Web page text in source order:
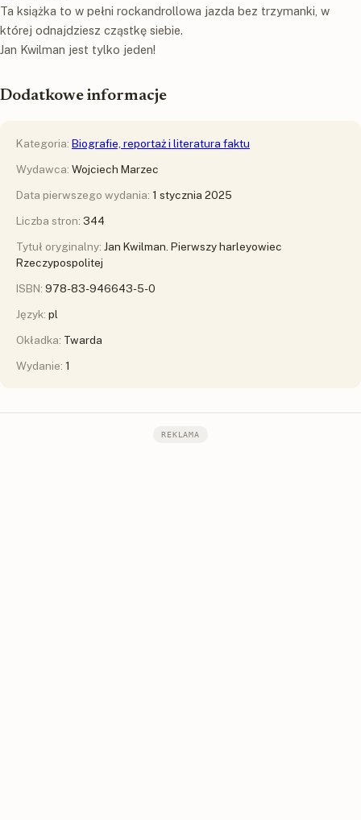
Ta książka to w pełni rockandrollowa jazda bez trzymanki, w
której odnajdziesz cząstkę siebie.
Jan Kwilman jest tylko jeden!
Dodatkowe informacje
Kategoria: Biografie, reportaż i literatura faktu
Wydawca: Wojciech Marzec
Data pierwszego wydania: 1 stycznia 2025
Liczba stron: 344
Tytuł oryginalny: Jan Kwilman. Pierwszy harleyowiec
Rzeczypospolitej
ISBN: 978-83-946643-5-0
Język: pl
Okładka: Twarda
Wydanie: 1
REKLAMA